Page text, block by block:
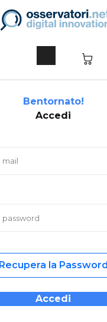
Bentornato!
Accedi
Recupera la Password
Accedi